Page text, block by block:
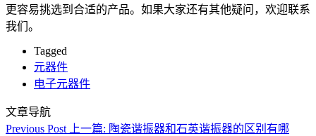
更容易挑选到合适的产品。如果大家还有其他疑问，欢迎联系
我们。
Tagged
元器件
电子元器件
文章导航
Previous Post 上一篇: 陶瓷谐振器和石英谐振器的区别有哪